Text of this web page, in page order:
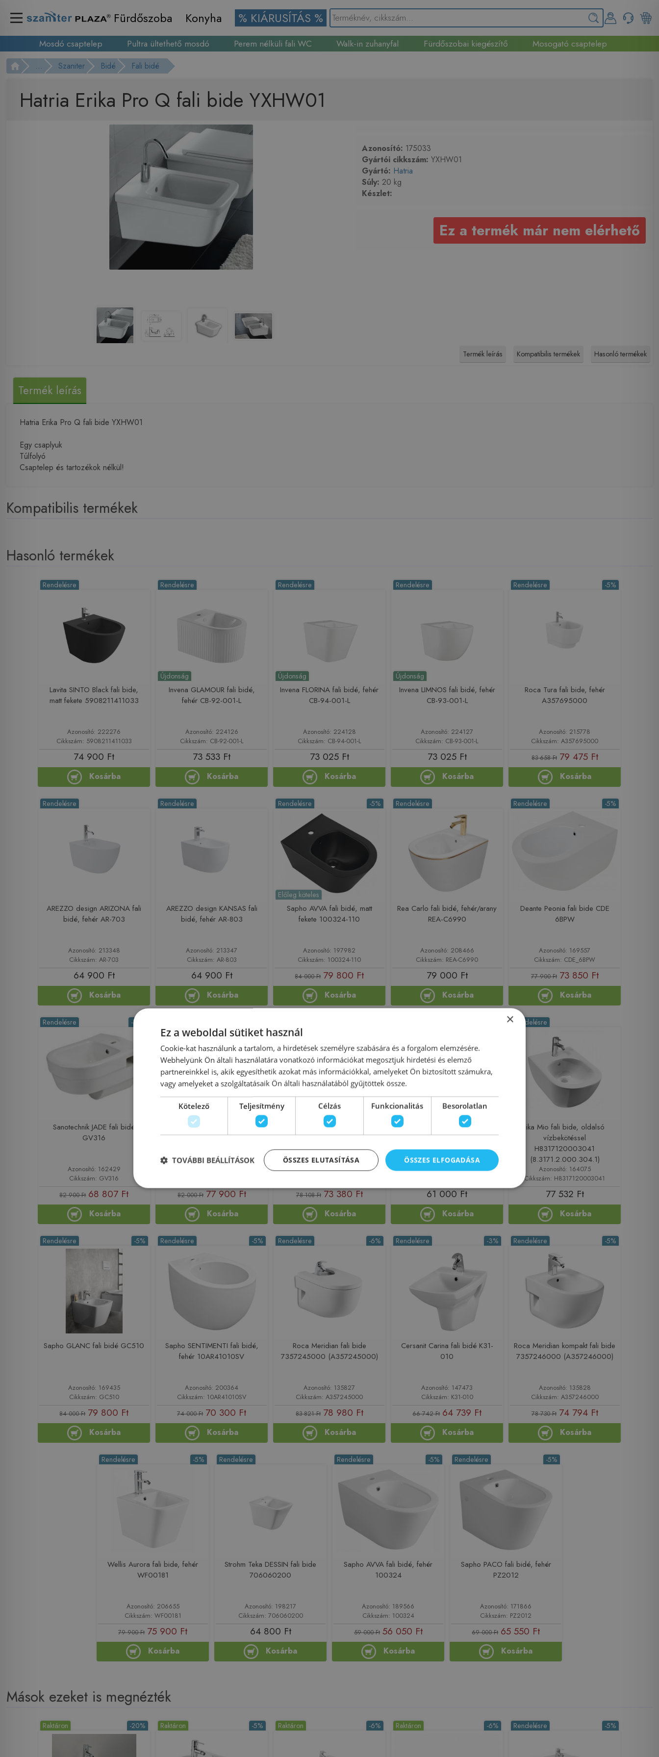
Fürdőszoba Konyha % KIÁRUSÍTÁS %
Mosdó csaptelep Pultra ültethető mosdó Perem nélküli fali WC Walk-in zuhanyfal Fürdőszobai kiegészítő
Mosogató csaptelep
... Szaniter Bidé Fali bidé
Hatria Erika Pro Q fali bide YXHW01
Azonosító: 175033
Gyártói cikkszám: YXHW01
Gyártó: Hatria
Súly: 20 kg
Készlet:
Ez a termék már nem elérhető
Termék leírás Kompatibilis termékek Hasonló termékek
Termék leírás
Hatria Erika Pro Q fali bide YXHW01
Egy csaplyuk
Túlfolyó
Csaptelep és tartozékok nélkül!
Kompatibilis termékek
Hasonló termékek
Rendelésre
Lavita SINTO Black fali bide,
matt fekete 5908211411033
Azonosító: 222276
Cikkszám: 5908211411033
74 900 Ft
Kosárba
Újdonság
Rendelésre
Invena GLAMOUR fali bidé,
fehér CB-92-001-L
Azonosító: 224126
Cikkszám: CB-92-001-L
73 533 Ft
Kosárba
Újdonság
Rendelésre
Invena FLORINA fali bidé, fehér
CB-94-001-L
Azonosító: 224128
Cikkszám: CB-94-001-L
73 025 Ft
Kosárba
Újdonság
Rendelésre
Invena LIMNOS fali bidé, fehér
CB-93-001-L
Azonosító: 224127
Cikkszám: CB-93-001-L
73 025 Ft
Kosárba
-5%
Rendelésre
Roca Tura fali bide, fehér
A357695000
Azonosító: 215778
Cikkszám: A357695000
83 658 Ft 79 475 Ft
Kosárba
Rendelésre
AREZZO design ARIZONA fali
bidé, fehér AR-703
Azonosító: 213348
Cikkszám: AR-703
64 900 Ft
Kosárba
Rendelésre
AREZZO design KANSAS fali
bidé, fehér AR-803
Azonosító: 213347
Cikkszám: AR-803
64 900 Ft
Kosárba
-5%
Rendelésre
Előleg köteles
Sapho AVVA fali bidé, matt
fekete 100324-110
Azonosító: 197982
Cikkszám: 100324-110
84 000 Ft 79 800 Ft
Kosárba
Rendelésre
Rea Carlo fali bidé, fehér/arany
REA-C6990
Azonosító: 208466
Cikkszám: REA-C6990
79 000 Ft
Kosárba
-5%
Rendelésre
Deante Peonia fali bide CDE
6BPW
Azonosító: 169557
Cikkszám: CDE_6BPW
77 900 Ft 73 850 Ft
Kosárba
-17%
Rendelésre
Sanotechnik JADE fali bidé
GV316
Azonosító: 162429
Cikkszám: GV316
82 900 Ft 68 807 Ft
Kosárba
Sapho INFINITY fali bidé, fehér
10NF41001
82 000 Ft 77 900 Ft
Kosárba
Roca Ona fali bidé, fehér
Supraglaze A357685S00
Azonosító: 208218
78 108 Ft 73 380 Ft
Kosárba
Rea Olivier fali bidé, fehér REA-
C6501
Azonosító: 208468
61 000 Ft
Kosárba
Rendelésre
Jika Mio fali bide, oldalsó
vízbekötéssel
H8317120003041
(8.3171.2.000.304.1)
Azonosító: 164075
Cikkszám: H8317120003041
77 532 Ft
Kosárba
-5%
Rendelésre
Sapho GLANC fali bidé GC510
Azonosító: 169435
Cikkszám: GC510
84 000 Ft 79 800 Ft
Kosárba
-5%
Rendelésre
Sapho SENTIMENTI fali bidé,
fehér 10AR41010SV
Azonosító: 200364
Cikkszám: 10AR41010SV
74 000 Ft 70 300 Ft
Kosárba
-6%
Rendelésre
Roca Meridian fali bide
7357245000 (A357245000)
Azonosító: 135827
Cikkszám: A357245000
83 821 Ft 78 980 Ft
Kosárba
-3%
Rendelésre
Cersanit Carina fali bidé K31-
010
Azonosító: 147473
Cikkszám: K31-010
66 742 Ft 64 739 Ft
Kosárba
-5%
Rendelésre
Roca Meridian kompakt fali bide
7357246000 (A357246000)
Azonosító: 135828
Cikkszám: A357246000
78 730 Ft 74 794 Ft
Kosárba
-5%
Rendelésre
Wellis Aurora fali bide, fehér
WF00181
Azonosító: 206655
Cikkszám: WF00181
79 900 Ft 75 900 Ft
Kosárba
Rendelésre
Strohm Teka DESSIN fali bide
706060200
Azonosító: 198217
Cikkszám: 706060200
64 800 Ft
Kosárba
-5%
Rendelésre
Sapho AVVA fali bidé, fehér
100324
Azonosító: 189566
Cikkszám: 100324
59 000 Ft 56 050 Ft
Kosárba
-5%
Rendelésre
Sapho PACO fali bidé, fehér
PZ2012
Azonosító: 171866
Cikkszám: PZ2012
69 000 Ft 65 550 Ft
Kosárba
Mások ezeket is megnézték
-20%
Raktáron -5%
Raktáron -6%
Raktáron -6%
Raktáron -5%
Rendelésre
×
Ez a weboldal sütiket használ
Cookie-kat használunk a tartalom, a hirdetések személyre szabására és a forgalom elemzésére.
Webhelyünk Ön általi használatára vonatkozó információkat megosztjuk hirdetési és elemző
partnereinkkel is, akik egyesíthetik azokat más információkkal, amelyeket Ön biztosított számukra,
vagy amelyeket a szolgáltatásaik Ön általi használatából gyűjtöttek össze.
Kötelező Teljesítmény Célzás Funkcionalitás Besorolatlan
ÖSSZES ELFOGADÁSA
ÖSSZES ELUTASÍTÁSA
TOVÁBBI BEÁLLÍTÁSOK